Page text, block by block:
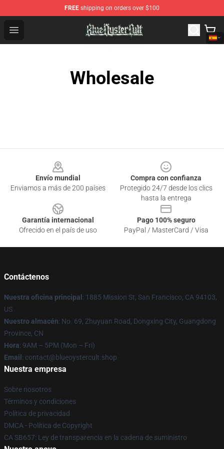
FREE shipping on orders over $100
Open menu
Blue Öyster Cult Store - Official Blue Öyster Cult
Wholesale
Envío mundial
Enviamos a más de 200 países
Compra con confianza
Protegido 24/7 desde los clics
hasta la entrega
Garantía internacional
Ofrecido en el país de uso
Pago 100% seguro
PayPal / MasterCard / Visa
Contáctenos
Nuestra oficina principal : 1885 Mission St, San Francisco, CA 94103,
US
Nuestro almacén: No. 69, Zhuyuan Road, Dongxing City, Guangdong
Province, CN
Hora: 9AM – 5PM (Mon – Fri)
Email : contact@blueoystercult.shop
Nuestra empresa
Sobre nosotros
Términos y condiciones
Política de privacidad
DMCA - Política de Copyright
CA SB657: Ley de transparencia en la cadena de suministro